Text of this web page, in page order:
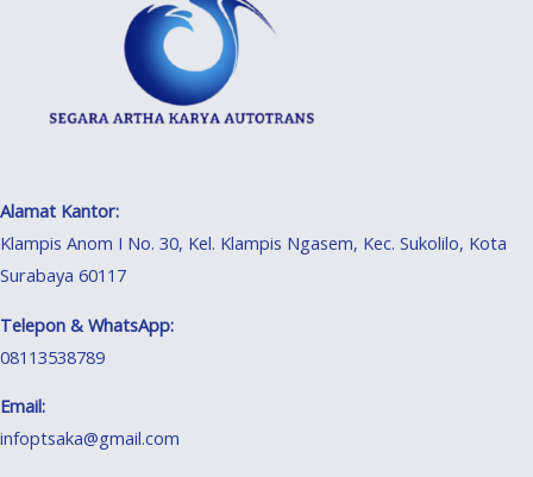
Alamat Kantor:
Klampis Anom I No. 30, Kel. Klampis Ngasem, Kec. Sukolilo, Kota
Surabaya 60117
Telepon & WhatsApp:
08113538789
Email:
infoptsaka@gmail.com